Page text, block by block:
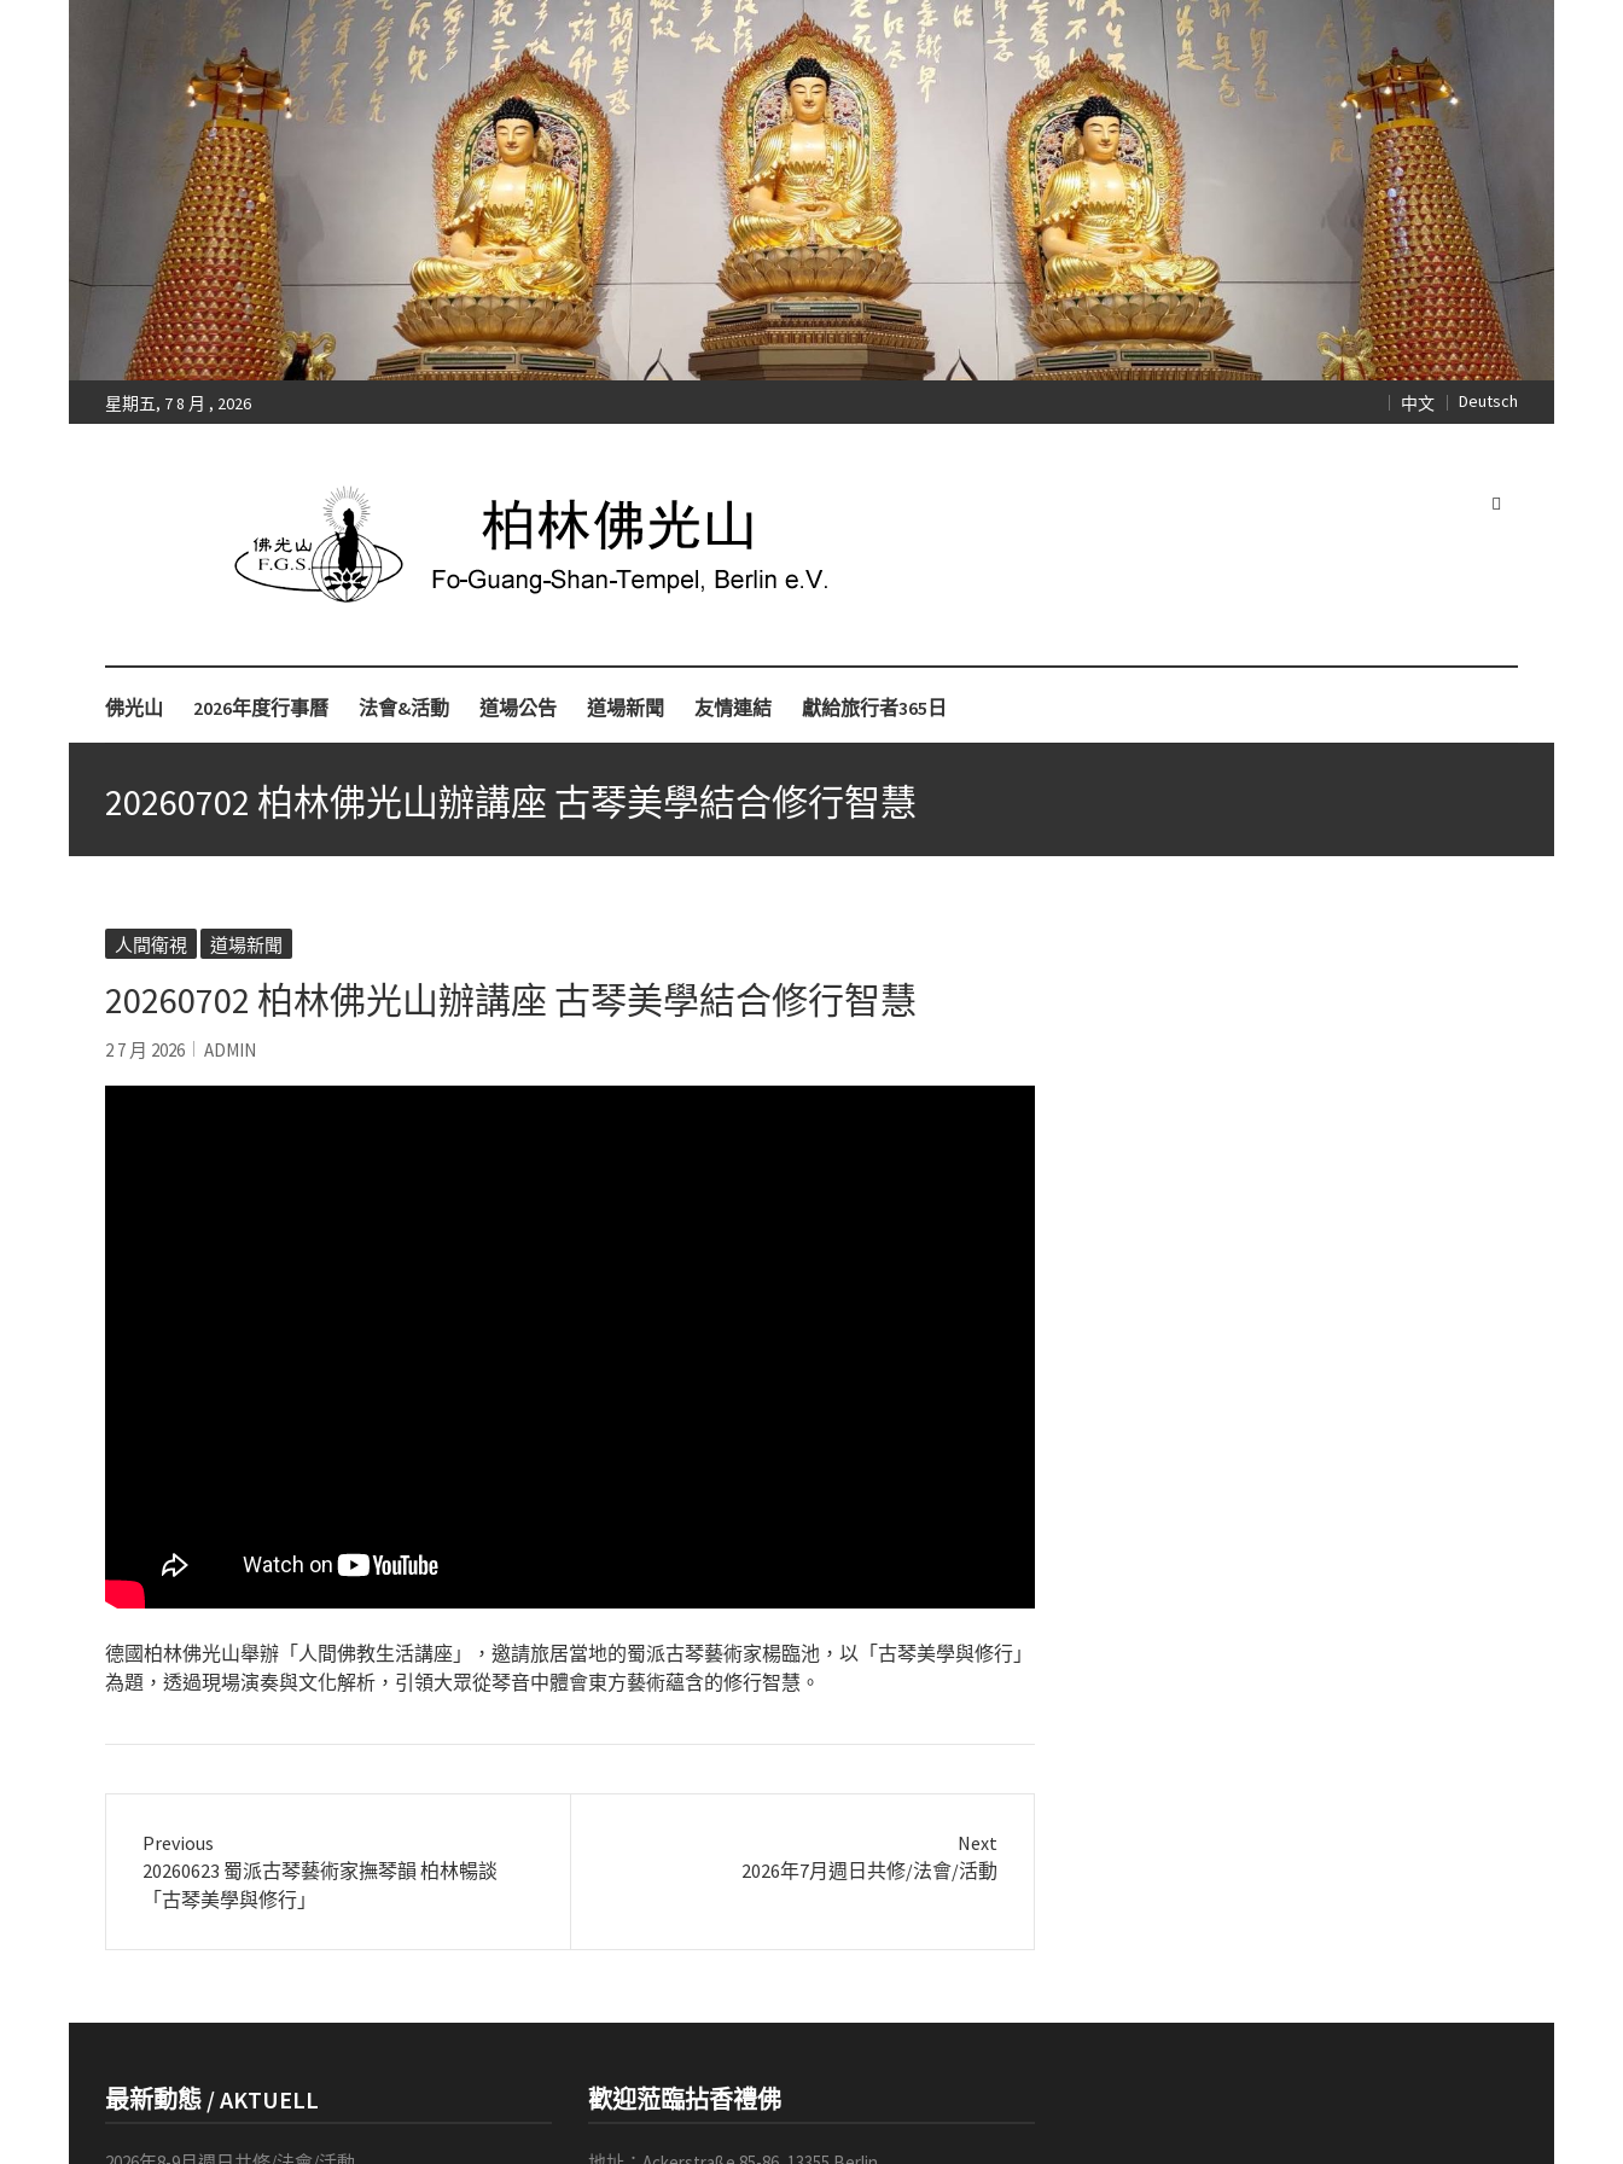
星期五, 7 8 月 , 2026 中文 Deutsch
佛光山 2026年度行事曆 法會&活動 道場公告 道場新聞 友情連結 獻給旅行者365日
20260702 柏林佛光山辦講座 古琴美學結合修行智慧
人間衛視 道場新聞
20260702 柏林佛光山辦講座 古琴美學結合修行智慧
2 7 月 2026 ADMIN
德國柏林佛光山舉辦「人間佛教生活講座」，邀請旅居當地的蜀派古琴藝術家楊臨池，以「古琴美學與修行」
為題，透過現場演奏與文化解析，引領大眾從琴音中體會東方藝術蘊含的修行智慧。
Previous
Previous
post:
20260623 蜀派古琴藝術家撫琴韻 柏林暢談
「古琴美學與修行」
Next
2026年7月週日共修/法會/活動
最新動態 / AKTUELL 歡迎蒞臨拈香禮佛